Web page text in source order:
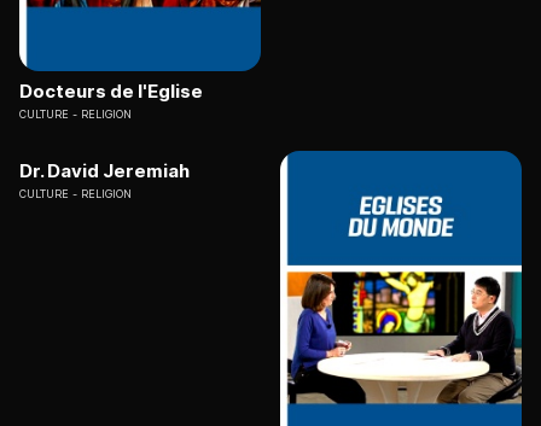
Docteurs de l'Eglise
CULTURE RELIGION
Dr. David Jeremiah
CULTURE RELIGION